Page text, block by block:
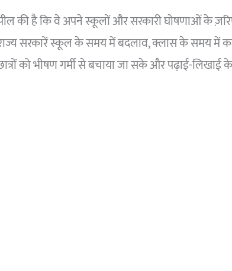
की है कि वे अपने स्कूलों और सरकारी घोषणाओं के
राज्य सरकारें स्कूल के समय में बदलाव, क्लास के समय में
को भीषण गर्मी से बचाया जा सके और पढ़ाई-लिखाई